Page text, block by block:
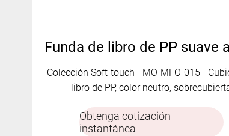
Colección Soft-touch - MO-MFO-015 -
libro de PP, color neutro,
Obtenga cotización
instantánea